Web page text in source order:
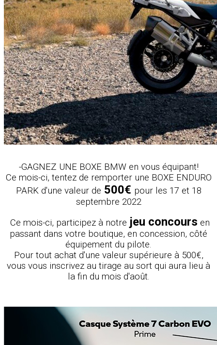
-GAGNEZ UNE BOXE BMW en vous équipant!
Ce mois-ci, tentez de remporter une BOXE ENDURO
PARK d'une valeur de 500€ pour les 17 et 18
septembre 2022
Ce mois-ci, participez à notre jeu concours en
passant dans votre boutique, en concession, côté
équipement du pilote.
Pour tout achat d'une valeur supérieure à 500€,
vous vous inscrivez au tirage au sort qui aura lieu à
la fin du mois d'août.